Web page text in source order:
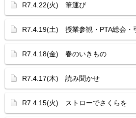
R7.4.22(火) 筆運び
R7.4.19(土) 授業参観・PTA総会・
R7.4.18(金) 春のいきもの
R7.4.17(木) 読み聞かせ
R7.4.15(火) ストローでさくらを